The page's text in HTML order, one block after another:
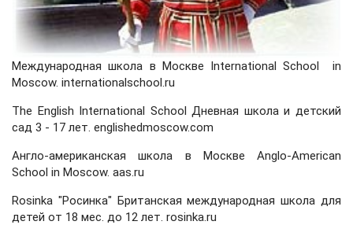
Международная школа в Москве International School in
Moscow. internationalschool.ru
The English International School Дневная школа и детский
сад 3 - 17 лет. englishedmoscow.com
Англо-американская школа в Москве Anglo-American
School in Moscow. aas.ru
Rosinka "Росинка" Британская международная школа для
детей от 18 мес. до 12 лет. rosinka.ru